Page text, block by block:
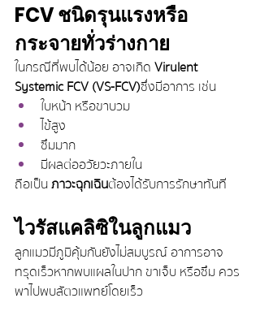
FCV ชนิดรุนแรงหรือ
กระจายทั่วร่างกาย
ในกรณีที่พบได้น้อย อาจเกิด Virulent
Systemic FCV (VS-FCV) ซึ่งมีอาการ เช่น
ใบหน้า หรือขาบวม
ไข้สูง
ซึมมาก
มีผลต่ออวัยวะภายใน
ถือเป็น ภาวะฉุกเฉิน ต้องได้รับการรักษาทันที
ไวรัสแคลิซิในลูกแมว
ลูกแมวมีภูมิคุ้มกันยังไม่สมบูรณ์ อาการอาจ
ทรุดเร็วหากพบแผลในปาก ขาเจ็บ หรือซึม ควร
พาไปพบสัตวแพทย์โดยเร็ว